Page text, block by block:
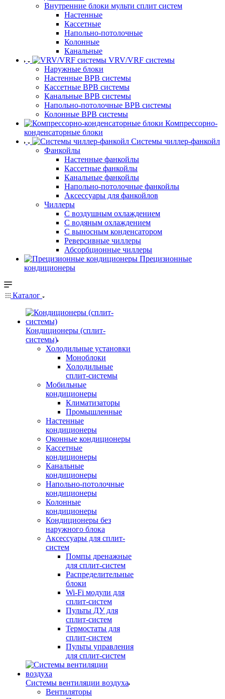
Внутренние блоки мульти сплит систем
Настенные
Кассетные
Напольно-потолочные
Колонные
Канальные
VRV/VRF системы
Наружные блоки
Настенные ВРВ системы
Кассетные ВРВ системы
Канальные ВРВ системы
Напольно-потолочные ВРВ системы
Колонные ВРВ системы
Компрессорно-
конденсаторные блоки
Системы чиллер-фанкойл
Фанкойлы
Настенные фанкойлы
Кассетные фанкойлы
Канальные фанкойлы
Напольно-потолочные фанкойлы
Аксессуары для фанкойлов
Чиллеры
С воздушным охлаждением
С водяным охлаждением
С выносным конденсатором
Реверсивные чиллеры
Абсорбционные чиллеры
Прецизионные
кондиционеры
Каталог
Кондиционеры (сплит-
системы)
Холодильные установки
Моноблоки
Холодильные
сплит-системы
Мобильные
кондиционеры
Климатизаторы
Промышленные
Настенные
кондиционеры
Оконные кондиционеры
Кассетные
кондиционеры
Канальные
кондиционеры
Напольно-потолочные
кондиционеры
Колонные
кондиционеры
Кондиционеры без
наружного блока
Аксессуары для сплит-
систем
Помпы дренажные
для сплит-систем
Распределительные
блоки
Wi-Fi модули для
сплит-систем
Пульты ДУ для
сплит-систем
Термостаты для
сплит-систем
Пульты управления
для сплит-систем
Системы вентиляции воздуха
Вентиляторы